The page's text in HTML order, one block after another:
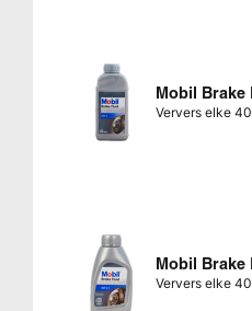
Mobil Brake
Ververs elke
Mobil Brake
Ververs elke